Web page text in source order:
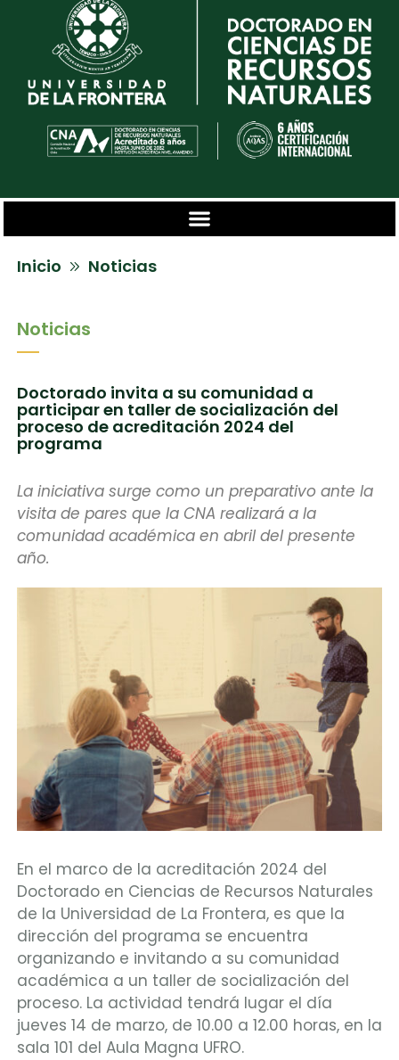
Inicio Noticias
Noticias
Doctorado invita a su comunidad a
participar en taller de socialización del
proceso de acreditación 2024 del
programa
La iniciativa surge como un preparativo ante la
visita de pares que la CNA realizará a la
comunidad académica en abril del presente
año.
En el marco de la acreditación 2024 del
Doctorado en Ciencias de Recursos Naturales
de la Universidad de La Frontera, es que la
dirección del programa se encuentra
organizando e invitando a su comunidad
académica a un taller de socialización del
proceso. La actividad tendrá lugar el día
jueves 14 de marzo, de 10.00 a 12.00 horas, en la
sala 101 del Aula Magna UFRO.